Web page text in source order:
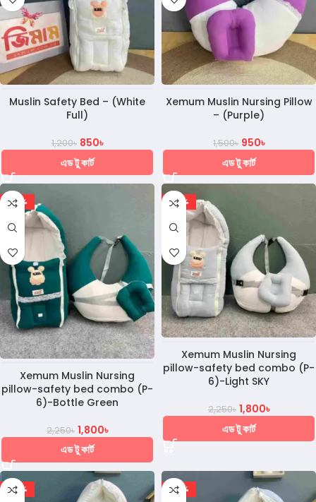
Muslin Safety Bed – (White
Full)
1,200৳ 850৳
এড টু কার্ট
Xemum Muslin Nursing Pillow
– (Purple)
1,500৳ 950৳
এড টু কার্ট
-20%
Xemum Muslin Nursing
pillow-safety bed combo (P-
6)-Bottle Green
2,250৳ 1,800৳
এড টু কার্ট
-20%
Xemum Muslin Nursing
pillow-safety bed combo (P-
6)-Light SKY
2,250৳ 1,800৳
এড টু কার্ট
-29% -29%